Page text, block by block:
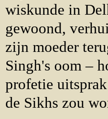
wiskunde in
gewoond,
zijn moeder
Singh's oom –
profetie
de Sikhs zou